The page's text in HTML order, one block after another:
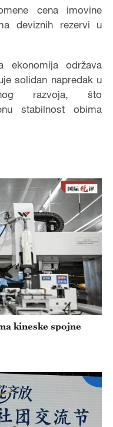
cena imovine
deviznih rezervi u
ekonomija održava
solidan napredak u
razvoja, što
stabilnost obima
kineske spojne